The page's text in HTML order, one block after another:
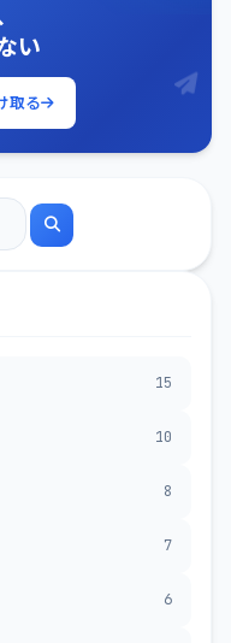
い
取る
15
10
8
7
6